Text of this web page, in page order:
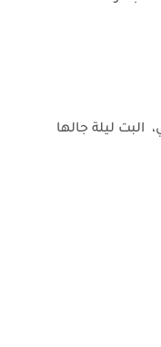
ليلة جالها